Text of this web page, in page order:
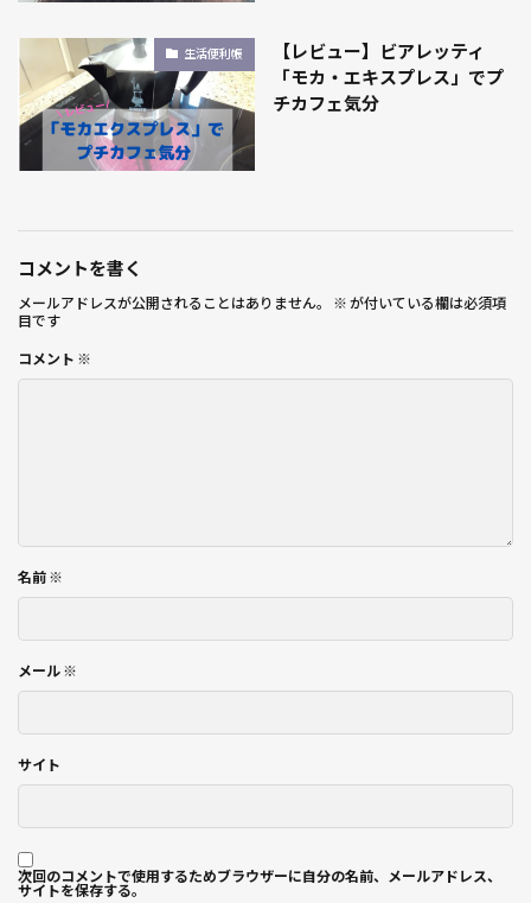
生活便利帳
【レビュー】ビアレッティ
「モカ・エキスプレス」でプ
チカフェ気分
コメントを書く
メールアドレスが公開されることはありません。 ※ が付いている欄は必須項
目です
コメント ※
名前 ※
メール ※
サイト
次回のコメントで使用するためブラウザーに自分の名前、メールアドレス、
サイトを保存する。